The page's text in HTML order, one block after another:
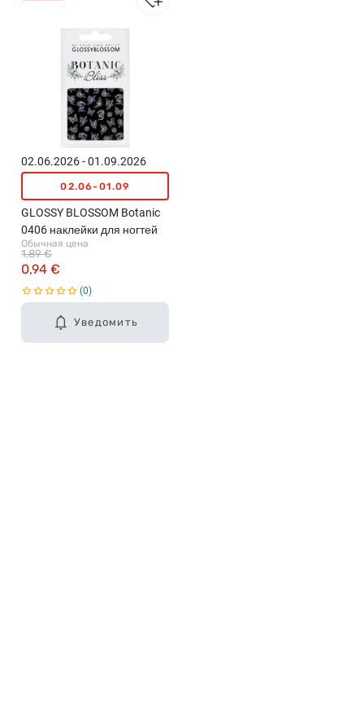
Уведомить
02.06.2026 - 01.09.2026
02.06-01.09
GLOSSY BLOSSOM Botanic
0406 наклейки для ногтей
Обычная цена
0,94 €
1,89 €
0